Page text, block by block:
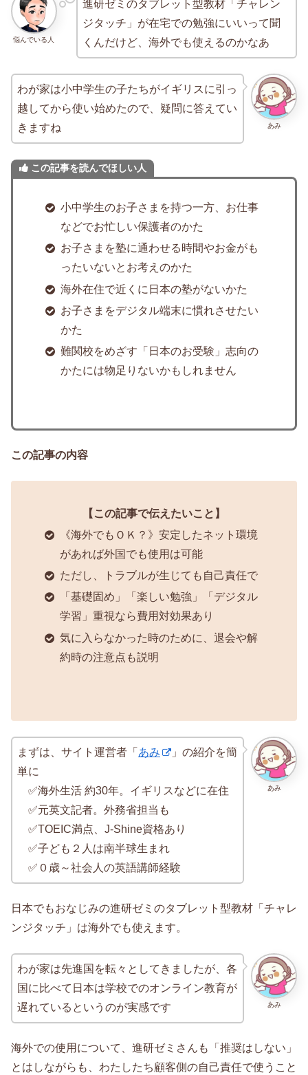
悩んでいる人
進研ゼミのタブレット型教材「チャレン
ジタッチ」が在宅での勉強にいいって聞
くんだけど、海外でも使えるのかなあ
あみ
わが家は小中学生の子たちがイギリスに引っ
越してから使い始めたので、疑問に答えてい
きますね
この記事を読んでほしい人
小中学生のお子さまを持つ一方、お仕事
などでお忙しい保護者のかた
お子さまを塾に通わせる時間やお金がも
ったいないとお考えのかた
海外在住で近くに日本の塾がないかた
お子さまをデジタル端末に慣れさせたい
かた
難関校をめざす「日本のお受験」志向の
かたには物足りないかもしれません
この記事の内容
【この記事で伝えたいこと】
《海外でもＯＫ？》安定したネット環境
があれば外国でも使用は可能
ただし、トラブルが生じても自己責任で
「基礎固め」「楽しい勉強」「デジタル
学習」重視なら費用対効果あり
気に入らなかった時のために、退会や解
約時の注意点も説明
あみ
まずは、サイト運営者「 あみ
」の紹介を簡
単に
✅海外生活 約30年。イギリスなどに在住
✅元英文記者。外務省担当も
✅TOEIC満点、J-Shine資格あり
✅子ども２人は南半球生まれ
✅０歳～社会人の英語講師経験
日本でもおなじみの進研ゼミのタブレット型教材「チャレ
ンジタッチ」は海外でも使えます。
あみ
わが家は先進国を転々としてきましたが、各
国に比べて日本は学校でのオンライン教育が
遅れているというのが実感です
海外での使用について、進研ゼミさんも「推奨はしない」
とはしながらも、わたしたち顧客側の自己責任で使うこと